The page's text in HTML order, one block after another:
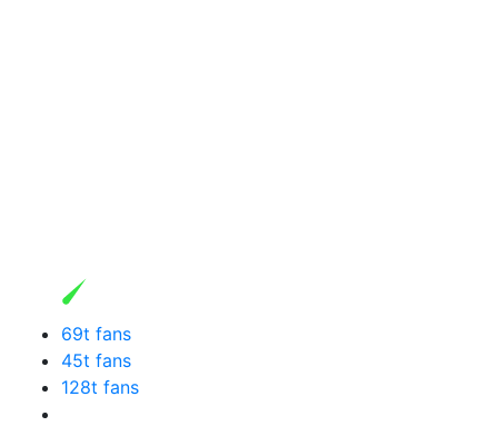
69t fans
45t fans
128t fans